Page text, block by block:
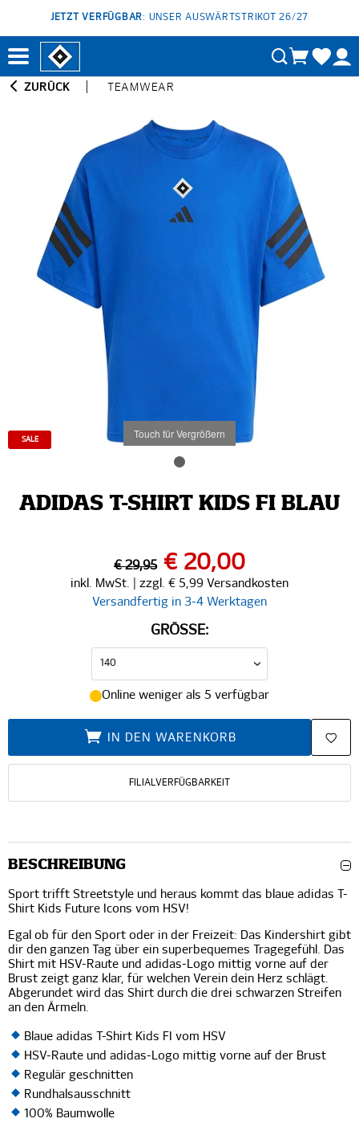
JETZT VERFÜGBAR: UNSER AUSWÄRTSTRIKOT 26/27
ZURÜCK TEAMWEAR
Touch für Vergrößern
SALE
ADIDAS T-SHIRT KIDS FI BLAU
€ 29,95 € 20,00
inkl. MwSt. | zzgl. € 5,99 Versandkosten
Versandfertig in 3-4 Werktagen
GRÖSSE:
Online weniger als 5 verfügbar
IN DEN WARENKORB
FILIALVERFÜGBARKEIT
BESCHREIBUNG
Sport trifft Streetstyle und heraus kommt das blaue adidas T-
Shirt Kids Future Icons vom HSV!
Egal ob für den Sport oder in der Freizeit: Das Kindershirt gibt
dir den ganzen Tag über ein superbequemes Tragegefühl. Das
Shirt mit HSV-Raute und adidas-Logo mittig vorne auf der
Brust zeigt ganz klar, für welchen Verein dein Herz schlägt.
Abgerundet wird das Shirt durch die drei schwarzen Streifen
an den Ärmeln.
Blaue adidas T-Shirt Kids FI vom HSV
HSV-Raute und adidas-Logo mittig vorne auf der Brust
Regulär geschnitten
Rundhalsausschnitt
100% Baumwolle